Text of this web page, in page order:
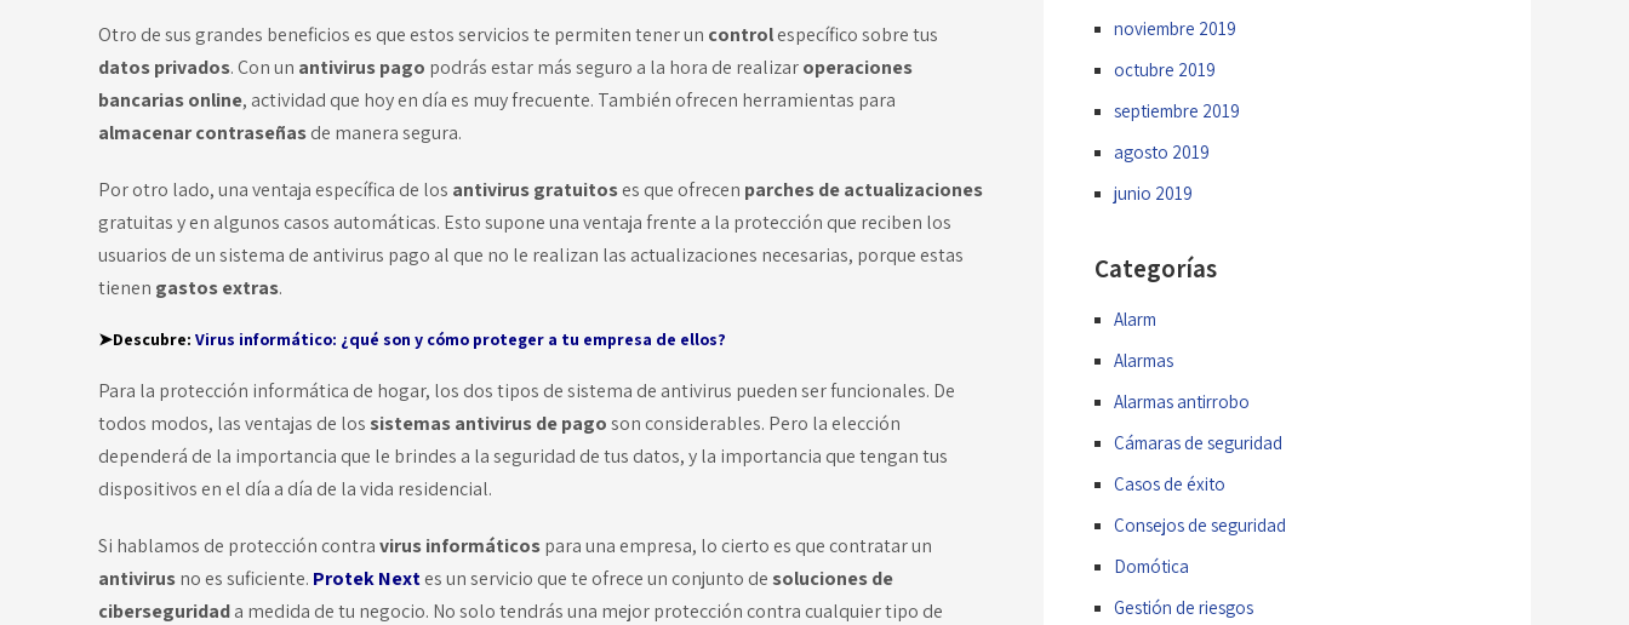
Otro de sus grandes beneficios es que estos servicios te permiten tener un controlespecífico sobre tus
datos privados. Con un antivirus pago podrás estar más seguro a la hora de realizaroperaciones
bancarias online, actividad que hoy en día es muy frecuente. También ofrecen herramientas para
almacenar contraseñasde manera segura.
Por otro lado, una ventaja específica de los antivirus gratuitoses que ofrecen parches de actualizaciones
gratuitas y en algunos casos automáticas. Esto supone una ventaja frente a la protección que reciben los
usuarios de un sistema de antivirus pago al que no le realizan las actualizaciones necesarias, porque estas
tienen gastos extras.
➤Descubre: Virus informático: ¿qué son y cómo proteger a tu empresa de ellos?
Para la protección informática de hogar, los dos tipos de sistema de antivirus pueden ser funcionales. De
todos modos, las ventajas de los sistemas antivirus de pagoson considerables. Pero la elección
dependerá de la importancia que le brindes a la seguridad de tus datos, y la importancia que tengan tus
dispositivos en el día a día de la vida residencial.
Si hablamos de protección contravirus informáticospara una empresa, lo cierto es que contratar un
antivirusno es suficiente. Protek Next es un servicio que te ofrece un conjunto de soluciones de
ciberseguridada medida de tu negocio. No solo tendrás una mejor protección contra cualquier tipo de
noviembre 2019
octubre 2019
septiembre 2019
agosto 2019
junio 2019
Categorías
Alarm
Alarmas
Alarmas antirrobo
Cámaras de seguridad
Casos de éxito
Consejos de seguridad
Domótica
Gestión de riesgos